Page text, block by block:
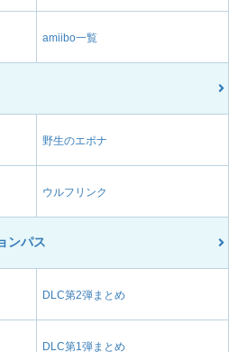
amiibo一覧
野生のエポナ
ウルフリンク
ンパス
DLC第2弾まとめ
DLC第1弾まとめ